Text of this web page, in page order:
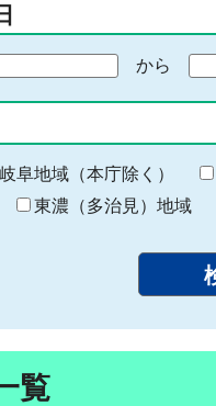
から
終
わ
り
岐阜地域（本庁除く）
東濃（多治見）地域
覧